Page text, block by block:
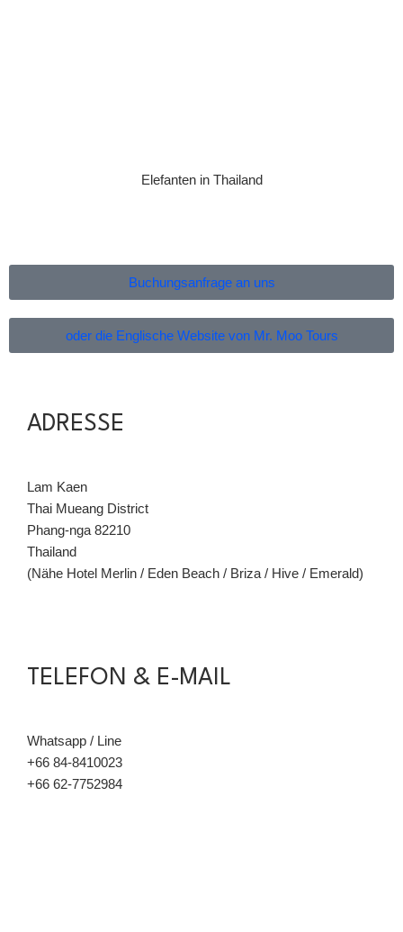
Elefanten in Thailand
Buchungsanfrage an uns
oder die Englische Website von Mr. Moo Tours
ADRESSE
Lam Kaen
Thai Mueang District
Phang-nga 82210
Thailand
(Nähe Hotel Merlin / Eden Beach / Briza / Hive / Emerald)
TELEFON & E-MAIL
Whatsapp / Line
+66 84-8410023
+66 62-7752984